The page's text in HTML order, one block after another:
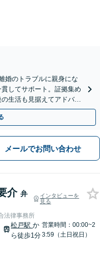
婚のトラブルに親身にな
してサポート。証拠集め
生活も見据えてアドバイ
日相談可能】
メールでお問い合わせ
介 弁
インタビューを
見る
法律事務所
松戸駅か
ら徒歩1分
営業時間：00:00~2
3:59（土日祝日）